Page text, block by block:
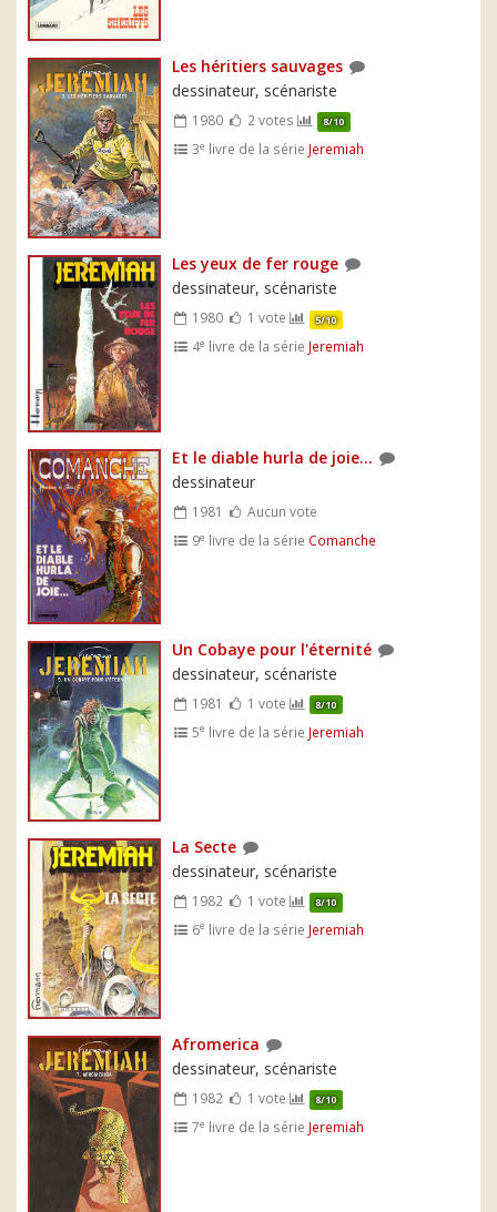
Les héritiers sauvages
dessinateur, scénariste
1980 2 votes 8/10
3e livre de la série Jeremiah
Les yeux de fer rouge
dessinateur, scénariste
1980 1 vote 5/10
4e livre de la série Jeremiah
Et le diable hurla de joie...
dessinateur
1981
Aucun vote
9e livre de la série Comanche
Un Cobaye pour l'éternité
dessinateur, scénariste
1981 1 vote 8/10
5e livre de la série Jeremiah
La Secte
dessinateur, scénariste
1982 1 vote 8/10
6e livre de la série Jeremiah
Afromerica
dessinateur, scénariste
1982 1 vote 8/10
7e livre de la série Jeremiah